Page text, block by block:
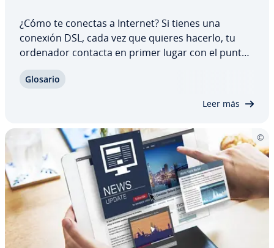
¿Cómo te conectas a Internet? Si tienes una
conexión DSL, cada vez que quieres hacerlo, tu
ordenador contacta en primer lugar con el punto
ese punto se co­m­prue­ban tus derechos de acceso
Glosario
Leer más